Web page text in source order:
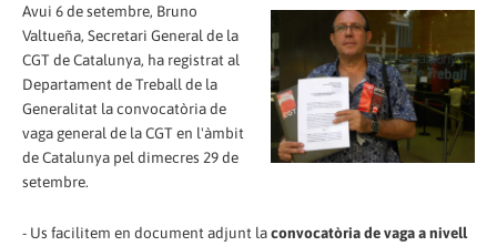
Avui 6 de setembre, Bruno
Valtueña, Secretari General de la
CGT de Catalunya, ha registrat al
Departament de Treball de la
Generalitat la convocatòria de
vaga general de la CGT en l'àmbit
de Catalunya pel dimecres 29 de
setembre.
- Us facilitem en document adjunt laconvocatòria de vaga a nivell